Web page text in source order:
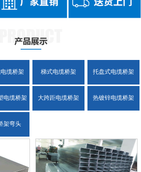
缆桥架 梯式电缆桥架 托盘式电缆桥架
电缆桥架 大跨距电缆桥架 热镀锌电缆桥架
架弯头